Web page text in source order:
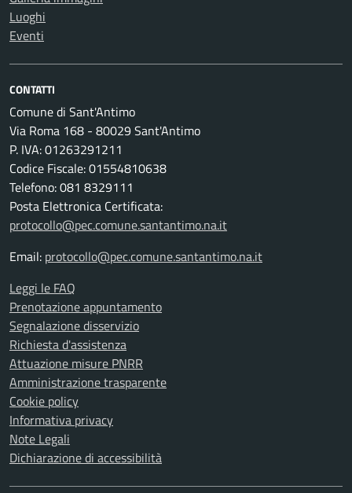
Luoghi
Eventi
CONTATTI
Comune di Sant'Antimo
Via Roma 168 - 80029 Sant'Antimo
P. IVA: 01263291211
Codice Fiscale: 01554810638
Telefono: 081 8329111
Posta Elettronica Certificata:
protocollo@pec.comune.santantimo.na.it
Email: protocollo@pec.comune.santantimo.na.it
Leggi le FAQ
Prenotazione appuntamento
Segnalazione disservizio
Richiesta d'assistenza
Attuazione misure PNRR
Amministrazione trasparente
Cookie policy
Informativa privacy
Note Legali
Dichiarazione di accessibilità